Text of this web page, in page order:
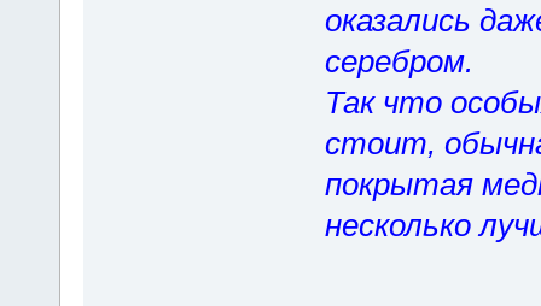
оказались
серебром.
Так что
стоит,
покрытая
несколько